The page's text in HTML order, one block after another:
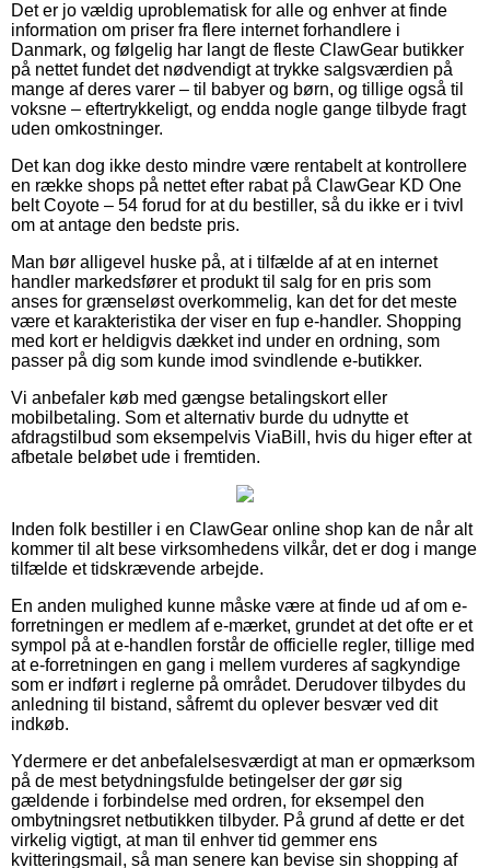
Det er jo vældig uproblematisk for alle og enhver at finde
information om priser fra flere internet forhandlere i
Danmark, og følgelig har langt de fleste ClawGear butikker
på nettet fundet det nødvendigt at trykke salgsværdien på
mange af deres varer – til babyer og børn, og tillige også til
voksne – eftertrykkeligt, og endda nogle gange tilbyde fragt
uden omkostninger.
Det kan dog ikke desto mindre være rentabelt at kontrollere
en række shops på nettet efter rabat på ClawGear KD One
belt Coyote – 54 forud for at du bestiller, så du ikke er i tvivl
om at antage den bedste pris.
Man bør alligevel huske på, at i tilfælde af at en internet
handler markedsfører et produkt til salg for en pris som
anses for grænseløst overkommelig, kan det for det meste
være et karakteristika der viser en fup e-handler. Shopping
med kort er heldigvis dækket ind under en ordning, som
passer på dig som kunde imod svindlende e-butikker.
Vi anbefaler køb med gængse betalingskort eller
mobilbetaling. Som et alternativ burde du udnytte et
afdragstilbud som eksempelvis ViaBill, hvis du higer efter at
afbetale beløbet ude i fremtiden.
Inden folk bestiller i en ClawGear online shop kan de når alt
kommer til alt bese virksomhedens vilkår, det er dog i mange
tilfælde et tidskrævende arbejde.
En anden mulighed kunne måske være at finde ud af om e-
forretningen er medlem af e-mærket, grundet at det ofte er et
sympol på at e-handlen forstår de officielle regler, tillige med
at e-forretningen en gang i mellem vurderes af sagkyndige
som er indført i reglerne på området. Derudover tilbydes du
anledning til bistand, såfremt du oplever besvær ved dit
indkøb.
Ydermere er det anbefalelsesværdigt at man er opmærksom
på de mest betydningsfulde betingelser der gør sig
gældende i forbindelse med ordren, for eksempel den
ombytningsret netbutikken tilbyder. På grund af dette er det
virkelig vigtigt, at man til enhver tid gemmer ens
kvitteringsmail, så man senere kan bevise sin shopping af